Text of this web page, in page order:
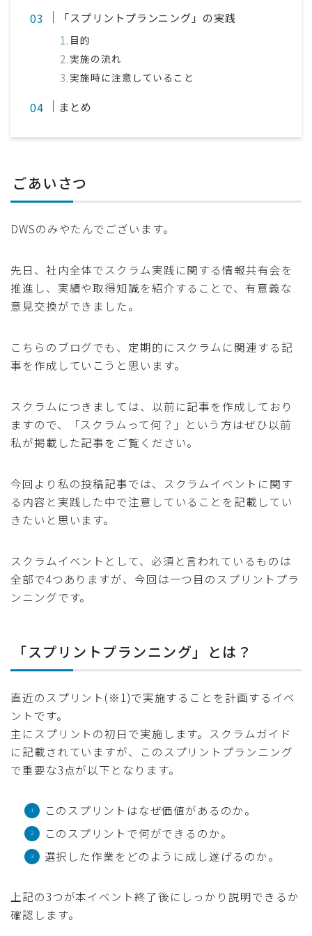
「スプリントプランニング」の実践
目的
実施の流れ
実施時に注意していること
まとめ
ごあいさつ
DWSのみやたんでございます。
先日、社内全体でスクラム実践に関する情報共有会を
推進し、実績や取得知識を紹介することで、有意義な
意見交換ができました。
こちらのブログでも、定期的にスクラムに関連する記
事を作成していこうと思います。
スクラムにつきましては、以前に記事を作成しており
ますので、「スクラムって何？」という方はぜひ以前
私が掲載した記事をご覧ください。
今回より私の投稿記事では、スクラムイベントに関す
る内容と実践した中で注意していることを記載してい
きたいと思います。
スクラムイベントとして、必須と言われているものは
全部で4つありますが、今回は一つ目のスプリントプラ
ンニングです。
「スプリントプランニング」とは？
直近のスプリント(※1)で実施することを計画するイベ
ントです。
主にスプリントの初日で実施します。スクラムガイド
に記載されていますが、このスプリントプランニング
で重要な3点が以下となります。
このスプリントはなぜ価値があるのか。
このスプリントで何ができるのか。
選択した作業をどのように成し遂げるのか。
上記の3つが本イベント終了後にしっかり説明できるか
確認します。